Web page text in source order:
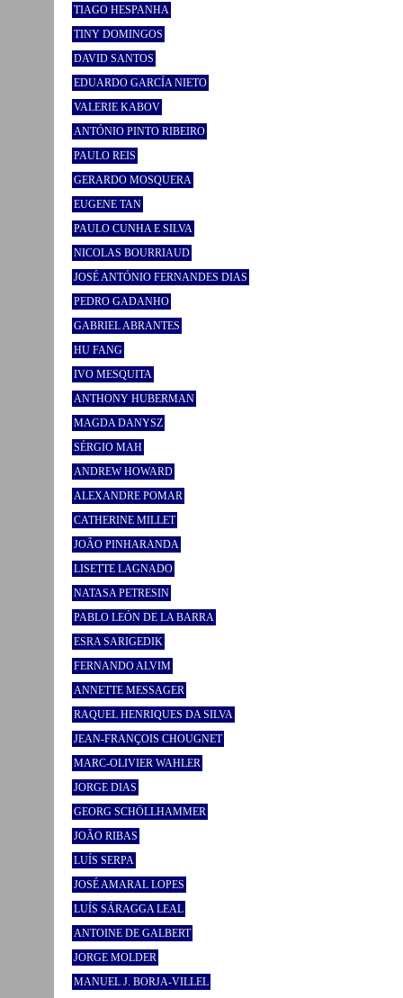
TIAGO HESPANHA
TINY DOMINGOS
DAVID SANTOS
EDUARDO GARCÍA NIETO
VALERIE KABOV
ANTÓNIO PINTO RIBEIRO
PAULO REIS
GERARDO MOSQUERA
EUGENE TAN
PAULO CUNHA E SILVA
NICOLAS BOURRIAUD
JOSÉ ANTÓNIO FERNANDES DIAS
PEDRO GADANHO
GABRIEL ABRANTES
HU FANG
IVO MESQUITA
ANTHONY HUBERMAN
MAGDA DANYSZ
SÉRGIO MAH
ANDREW HOWARD
ALEXANDRE POMAR
CATHERINE MILLET
JOÃO PINHARANDA
LISETTE LAGNADO
NATASA PETRESIN
PABLO LEÓN DE LA BARRA
ESRA SARIGEDIK
FERNANDO ALVIM
ANNETTE MESSAGER
RAQUEL HENRIQUES DA SILVA
JEAN-FRANÇOIS CHOUGNET
MARC-OLIVIER WAHLER
JORGE DIAS
GEORG SCHÖLLHAMMER
JOÃO RIBAS
LUÍS SERPA
JOSÉ AMARAL LOPES
LUÍS SÁRAGGA LEAL
ANTOINE DE GALBERT
JORGE MOLDER
MANUEL J. BORJA-VILLEL